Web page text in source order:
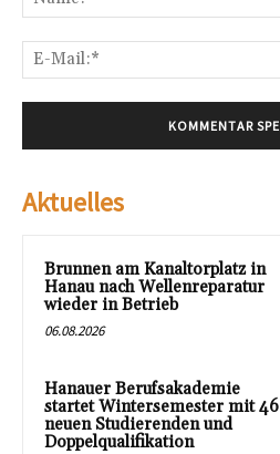
Aktuelles
Brunnen am Kanaltorplatz in
Hanau nach Wellenreparatur
wieder in Betrieb
06.08.2026
Hanauer Berufsakademie
startet Wintersemester mit 46
neuen Studierenden und
Doppelqualifikation